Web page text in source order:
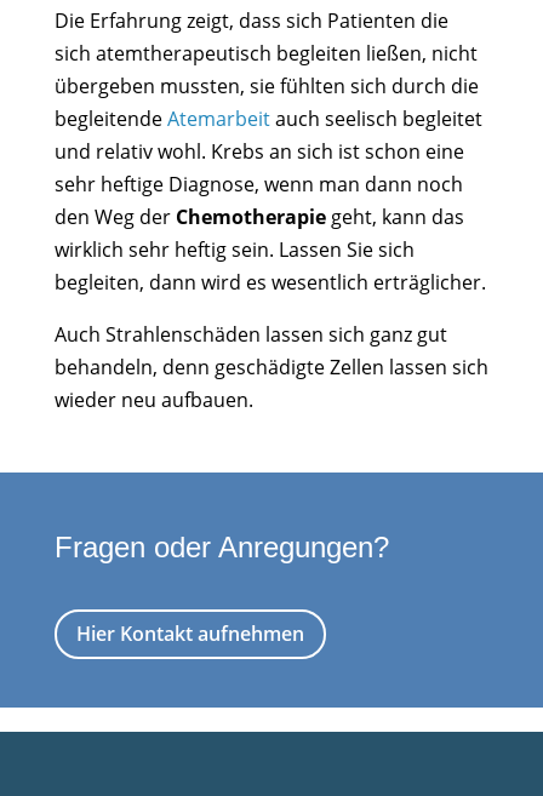
Die Erfahrung zeigt, dass sich Patienten die
sich atemtherapeutisch begleiten ließen, nicht
übergeben mussten, sie fühlten sich durch die
begleitendeAtemarbeitauch seelisch begleitet
und relativ wohl. Krebs an sich ist schon eine
sehr heftige Diagnose, wenn man dann noch
den Weg der Chemotherapiegeht, kann das
wirklich sehr heftig sein. Lassen Sie sich
begleiten, dann wird es wesentlich erträglicher.
Auch Strahlenschäden lassen sich ganz gut
behandeln, denn geschädigte Zellen lassen sich
wieder neu aufbauen.
Fragen oder Anregungen?
Hier Kontakt aufnehmen